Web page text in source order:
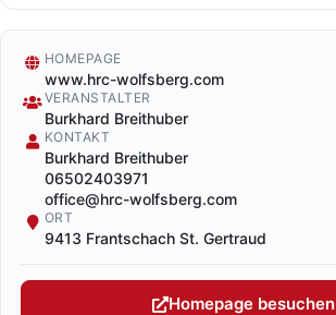
HOMEPAGE
www.hrc-wolfsberg.com
VERANSTALTER
Burkhard Breithuber
KONTAKT
Burkhard Breithuber
06502403971
office@hrc-wolfsberg.com
ORT
9413 Frantschach St. Gertraud
Homepage besuchen